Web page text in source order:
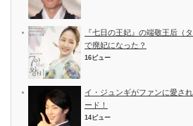
『七日の王妃』の端敬王后（
で廃妃になった？
16ビュー
イ・ジュンギがファンに愛さ
ード！
14ビュー